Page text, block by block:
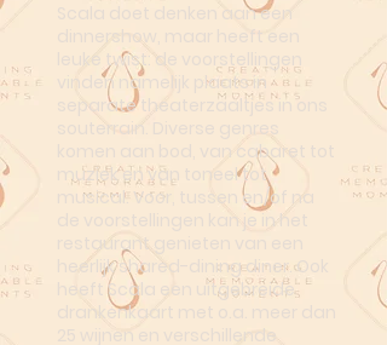
Scala doet denken aan een
dinnershow, maar heeft een
leuke twist: de voorstellingen
vinden namelijk plaats in
separate theaterzaaltjes in ons
souterrain. Diverse genres
komen aan bod, van cabaret tot
muziek en van toneel tot
musical. Voor, tussen en/of na
de voorstellingen kan je in het
restaurant genieten van een
heerlijk shared-dining diner. Ook
heeft Scala een uitgebreide
drankenkaart met o.a. meer dan
25 wijnen en verschillende